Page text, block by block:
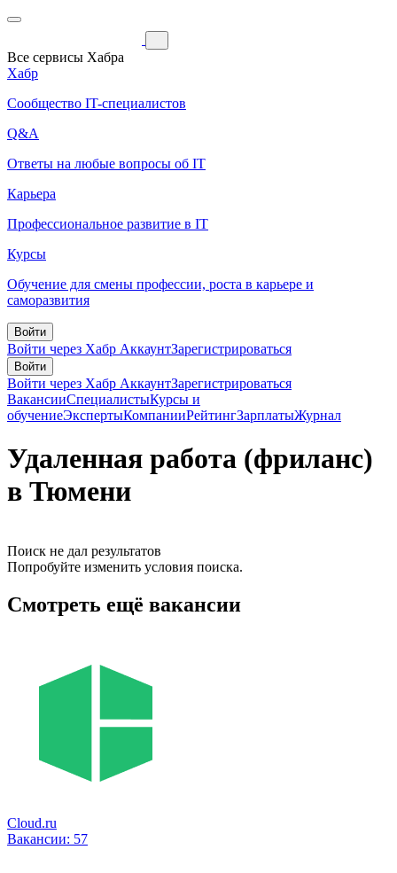
Все сервисы Хабра
Хабр
Сообщество IT-специалистов
Q&A
Ответы на любые вопросы об IT
Карьера
Профессиональное развитие в IT
Курсы
Обучение для смены профессии, роста в карьере и
саморазвития
Войти
Войти через Хабр АккаунтЗарегистрироваться
Войти
Войти через Хабр АккаунтЗарегистрироваться
ВакансииСпециалистыКурсы и
обучениеЭкспертыКомпанииРейтингЗарплатыЖурнал
Удаленная работа (фриланс)
в Тюмени
Поиск не дал результатов
Попробуйте изменить условия поиска.
Смотреть ещё вакансии
Cloud.ru
Вакансии: 57